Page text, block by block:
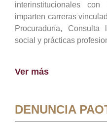
interinstitucionales
imparten carreras
Procuraduría,
social y prácticas
Ver más
DENUNCIA